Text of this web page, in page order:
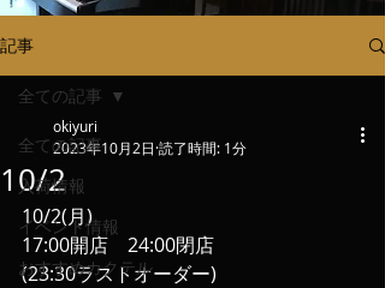
記事
全ての記事
入荷情報
イベント情報
おすすめカクテル
全ての記事
10/2
okiyuri
2023年10月2日 読了時間: 1分
10/2(月)
17:00開店　24:00閉店
(23:30ラストオーダー)